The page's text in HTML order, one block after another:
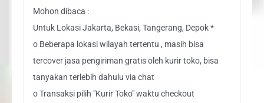
Mohon dibaca :
Untuk Lokasi Jakarta, Bekasi, Tangerang, Depok *
o Beberapa lokasi wilayah tertentu , masih bisa
tercover jasa pengiriman gratis oleh kurir toko, bisa
tanyakan terlebih dahulu via chat
o Transaksi pilih "Kurir Toko" waktu checkout